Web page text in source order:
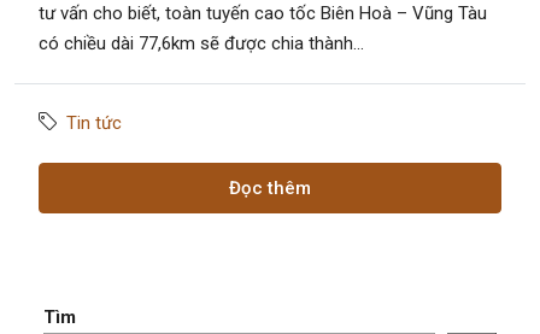
tư vấn cho biết, toàn tuyến cao tốc Biên Hoà – Vũng Tàu
có chiều dài 77,6km sẽ được chia thành...
Tin tức
Đọc thêm
Tìm